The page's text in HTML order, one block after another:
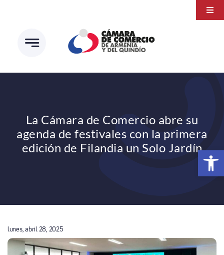
Abrir
contenido
La Cámara de Comercio abre su
agenda de festivales con la primera
edición de Filandia un Solo Jardín
lunes, abril 28, 2025